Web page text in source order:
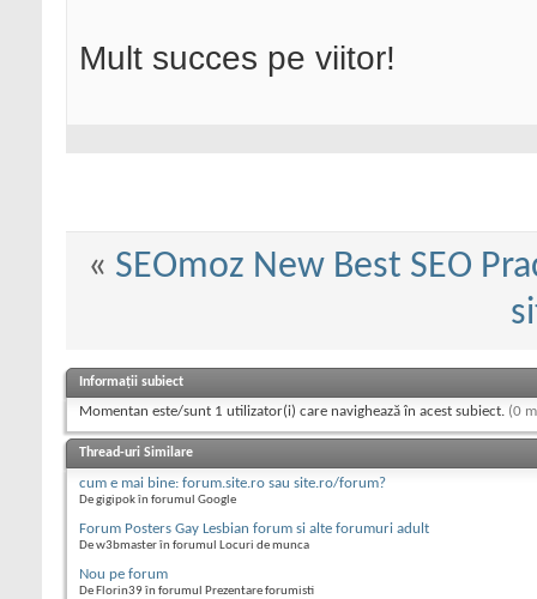
Mult succes pe viitor!
« SEOmoz New Best SEO
Informații subiect
Momentan este/sunt 1 utilizator(i) care navighează în acest subiect. (0
Thread-uri Similare
cum e mai bine: forum.site.ro sau site.ro/forum?
De gigipok în forumul Google
Forum Posters Gay Lesbian forum si alte forumuri adult
De w3bmaster în forumul Locuri de munca
Nou pe forum
De Florin39 în forumul Prezentare forumisti